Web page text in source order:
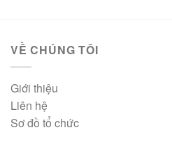
VỀ CHÚNG TÔI
Giới thiệu
Liên hệ
Sơ đồ tổ chức